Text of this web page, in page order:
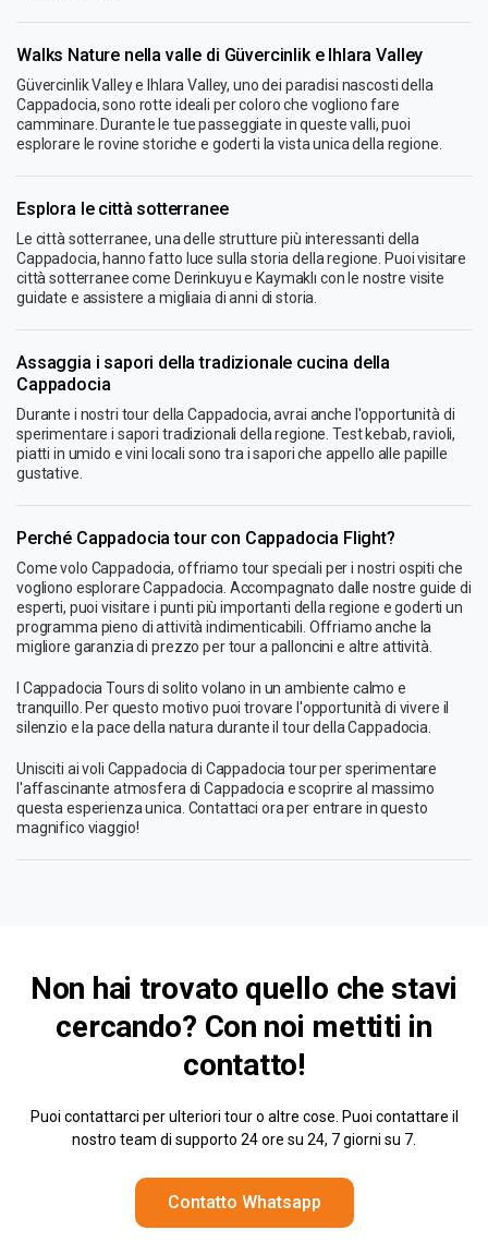
Walks Nature nella valle di Güvercinlik e Ihlara Valley
Güvercinlik Valley e Ihlara Valley, uno dei paradisi nascosti della
Cappadocia, sono rotte ideali per coloro che vogliono fare
camminare. Durante le tue passeggiate in queste valli, puoi
esplorare le rovine storiche e goderti la vista unica della regione.
Esplora le città sotterranee
Le città sotterranee, una delle strutture più interessanti della
Cappadocia, hanno fatto luce sulla storia della regione. Puoi visitare
città sotterranee come Derinkuyu e Kaymaklı con le nostre visite
guidate e assistere a migliaia di anni di storia.
Assaggia i sapori della tradizionale cucina della
Cappadocia
Durante i nostri tour della Cappadocia, avrai anche l'opportunità di
sperimentare i sapori tradizionali della regione. Test kebab, ravioli,
piatti in umido e vini locali sono tra i sapori che appello alle papille
gustative.
Perché Cappadocia tour con Cappadocia Flight?
Come volo Cappadocia, offriamo tour speciali per i nostri ospiti che
vogliono esplorare Cappadocia. Accompagnato dalle nostre guide di
esperti, puoi visitare i punti più importanti della regione e goderti un
programma pieno di attività indimenticabili. Offriamo anche la
migliore garanzia di prezzo per tour a palloncini e altre attività.
I Cappadocia Tours di solito volano in un ambiente calmo e
tranquillo. Per questo motivo puoi trovare l'opportunità di vivere il
silenzio e la pace della natura durante il tour della Cappadocia.
Unisciti ai voli Cappadocia di Cappadocia tour per sperimentare
l'affascinante atmosfera di Cappadocia e scoprire al massimo
questa esperienza unica. Contattaci ora per entrare in questo
magnifico viaggio!
Non hai trovato quello che stavi
cercando? Con noi mettiti in
contatto!
Puoi contattarci per ulteriori tour o altre cose. Puoi contattare il
nostro team di supporto 24 ore su 24, 7 giorni su 7.
Contatto Whatsapp